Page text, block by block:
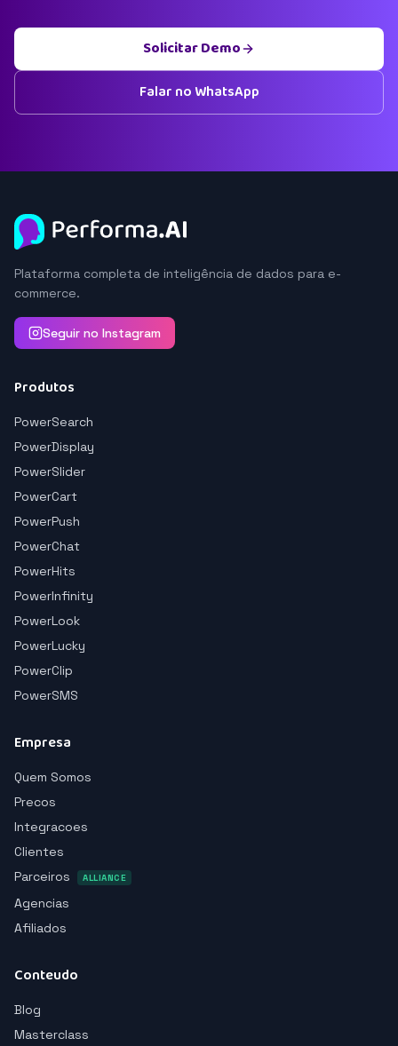
Solicitar Demo
Falar no WhatsApp
Plataforma completa de inteligência de dados para e-
commerce.
Seguir no Instagram
Produtos
PowerSearch
PowerDisplay
PowerSlider
PowerCart
PowerPush
PowerChat
PowerHits
PowerInfinity
PowerLook
PowerLucky
PowerClip
PowerSMS
Empresa
Quem Somos
Precos
Integracoes
Clientes
Parceiros
ALLIANCE
Agencias
Afiliados
Conteudo
Blog
Masterclass